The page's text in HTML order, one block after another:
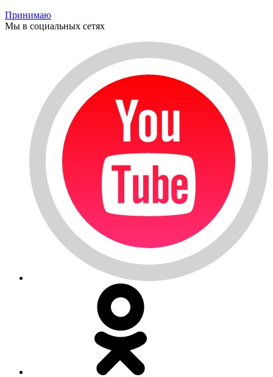
Принимаю
Мы в социальных сетях